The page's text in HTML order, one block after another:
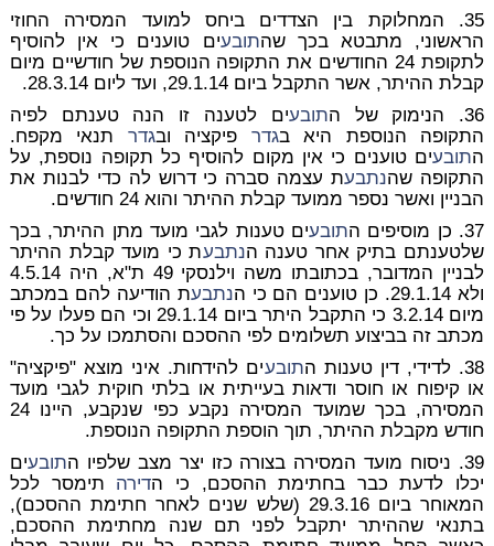
35. המחלוקת בין הצדדים ביחס למועד המסירה החוזי
הראשוני, מתבטא בכך שהתובעים טוענים כי אין להוסיף
לתקופת 24 החודשים את התקופה הנוספת של חודשיים מיום
קבלת ההיתר, אשר התקבל ביום 29.1.14, ועד ליום 28.3.14.
36. הנימוק של ה
תובעים לטענה זו הנה טענתם לפיה
התקופה הנוספת היא בגדר פיקציה ובגדר תנאי מקפח.
התובעים טוענים כי אין מקום להוסיף כל תקופה נוספת, על
התקופה שהנתבעת עצמה סברה כי דרוש לה כדי לבנות את
הבניין ואשר נספר ממועד קבלת ההיתר והוא 24 חודשים.
37. כן מוסיפים ה
תובעים טענות לגבי מועד מתן ההיתר, בכך
שלטענתם בתיק אחר טענה הנתבעת כי מועד קבלת ההיתר
לבניין המדובר, בכתובתו משה וילנסקי 49 ת"א, היה 4.5.14
ולא 29.1.14. כן טוענים הם כי ה
נתבעת הודיעה להם במכתב
מיום 3.2.14 כי התקבל היתר ביום 29.1.14 וכי הם פעלו על פי
מכתב זה בביצוע תשלומים לפי ההסכם והסתמכו על כך.
38. לדידי, דין טענות ה
תובעים להידחות. איני מוצא "פיקציה"
או קיפוח או חוסר ודאות בעייתית או בלתי חוקית לגבי מועד
המסירה, בכך שמועד המסירה נקבע כפי שנקבע, היינו 24
חודש מקבלת ההיתר, תוך הוספת התקופה הנוספת.
39. ניסוח מועד המסירה בצורה כזו יצר מצב שלפיו ה
תובעים
יכלו לדעת כבר בחתימת ההסכם, כי הדירה תימסר לכל
המאוחר ביום 29.3.16 (שלש שנים לאחר חתימת ההסכם),
בתנאי שההיתר יתקבל לפני תם שנה מחתימת ההסכם,